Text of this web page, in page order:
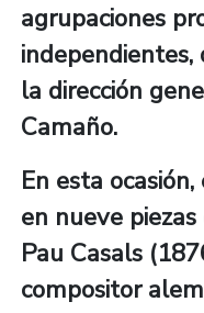
agrupaciones
independientes,
la dirección
Camaño.
En esta
en nueve
Pau Casals
compositor